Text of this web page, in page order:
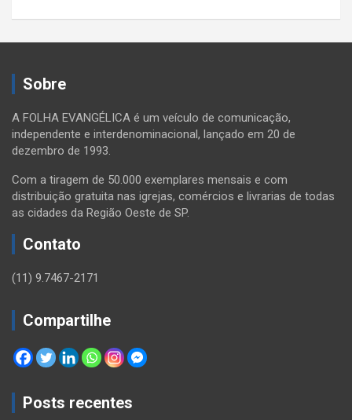
Sobre
A FOLHA EVANGÉLICA é um veículo de comunicação,
independente e interdenominacional, lançado em 20 de
dezembro de 1993.
Com a tiragem de 50.000 exemplares mensais e com
distribuição gratuita nas igrejas, comércios e livrarias de todas
as cidades da Região Oeste de SP.
Contato
(11) 9.7467-2171
Compartilhe
Posts recentes